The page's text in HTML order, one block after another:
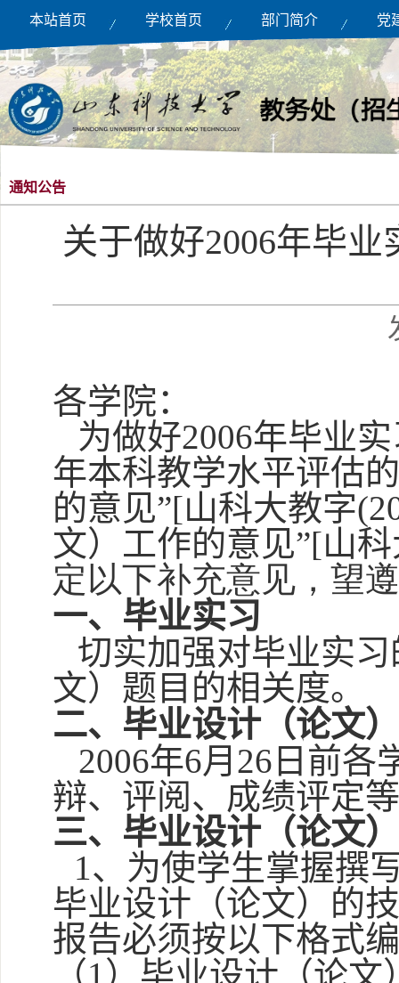
本站首页 学校首页 部门简介 党
通知公告
关于做好2006年毕
各学院：
为做好2006年毕业
年本科教学水平评估
的意见”[山科大教字
文）工作的意见”[山
定以下补充意见，望
一、毕业实习
切实加强对毕业实
文）题目的相关度。
二、毕业设计（论文
2006年6月 26 日前各
辩、评阅、成绩评定
三、 毕业设计（论文
1、为使学生掌握撰
毕业设计（论文）的
报告必须按以下格式
（1）毕业设计（论文